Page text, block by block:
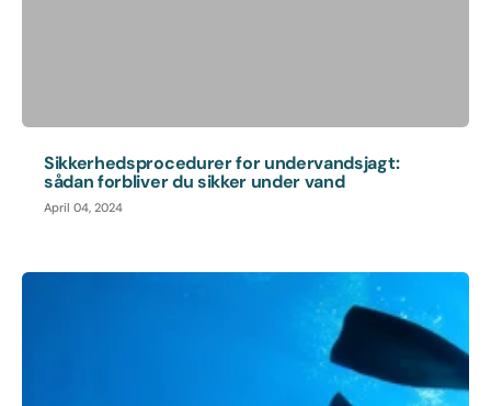
Sikkerhedsprocedurer for undervandsjagt:
sådan forbliver du sikker under vand
April 04, 2024